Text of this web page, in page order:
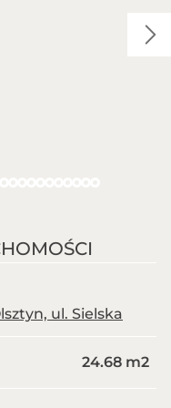
ul. Sielska
24.68 m2